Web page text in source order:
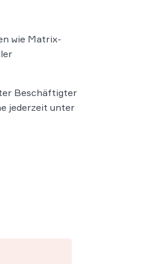
wie Matrix-
Beschäftigter
jederzeit unter